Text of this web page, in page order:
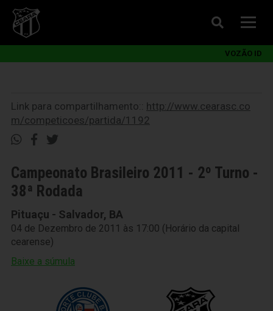
VOZÃO ID
Link para compartilhamento:: http://www.cearasc.co
m/competicoes/partida/1192
Campeonato Brasileiro 2011 - 2º Turno -
38ª Rodada
Pituaçu - Salvador, BA
04 de Dezembro de 2011 às 17:00 (Horário da capital
cearense)
Baixe a súmula